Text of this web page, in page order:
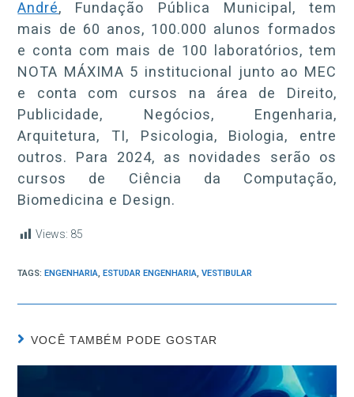
André, Fundação Pública Municipal, tem
mais de 60 anos, 100.000 alunos formados
e conta com mais de 100 laboratórios, tem
NOTA MÁXIMA 5 institucional junto ao MEC
e conta com cursos na área de Direito,
Publicidade, Negócios, Engenharia,
Arquitetura, TI, Psicologia, Biologia, entre
outros. Para 2024, as novidades serão os
cursos de Ciência da Computação,
Biomedicina e Design.
Views: 85
TAGS:ENGENHARIA ESTUDAR ENGENHARIA VESTIBULAR
VOCÊ TAMBÉM PODE GOSTAR